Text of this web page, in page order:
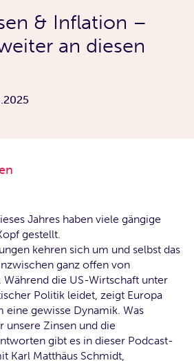
& Inflation –
an diesen
Jahres haben viele gängige
gestellt.
kehren sich um und selbst das
ganz offen von
Während die US-Wirtschaft unter
Politik leidet, zeigt Europa
eine gewisse Dynamik. Was
unsere Zinsen und die
gibt es in dieser Podcast-
Karl Matthäus Schmidt,